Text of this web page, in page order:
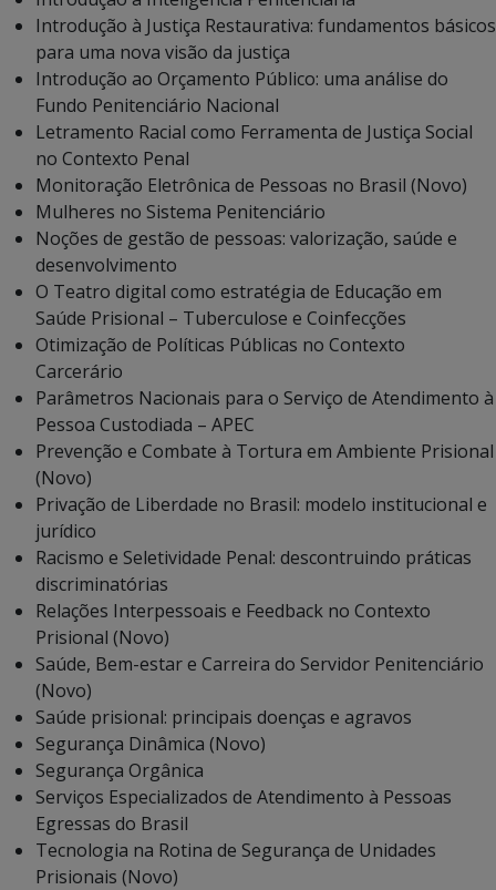
Introdução à Justiça Restaurativa: fundamentos básicos
para uma nova visão da justiça
Introdução ao Orçamento Público: uma análise do
Fundo Penitenciário Nacional
Letramento Racial como Ferramenta de Justiça Social
no Contexto Penal
Monitoração Eletrônica de Pessoas no Brasil (Novo)
Mulheres no Sistema Penitenciário
Noções de gestão de pessoas: valorização, saúde e
desenvolvimento
O Teatro digital como estratégia de Educação em
Saúde Prisional – Tuberculose e Coinfecções
Otimização de Políticas Públicas no Contexto
Carcerário
Parâmetros Nacionais para o Serviço de Atendimento à
Pessoa Custodiada – APEC
Prevenção e Combate à Tortura em Ambiente Prisional
(Novo)
Privação de Liberdade no Brasil: modelo institucional e
jurídico
Racismo e Seletividade Penal: descontruindo práticas
discriminatórias
Relações Interpessoais e Feedback no Contexto
Prisional (Novo)
Saúde, Bem-estar e Carreira do Servidor Penitenciário
(Novo)
Saúde prisional: principais doenças e agravos
Segurança Dinâmica (Novo)
Segurança Orgânica
Serviços Especializados de Atendimento à Pessoas
Egressas do Brasil
Tecnologia na Rotina de Segurança de Unidades
Prisionais (Novo)